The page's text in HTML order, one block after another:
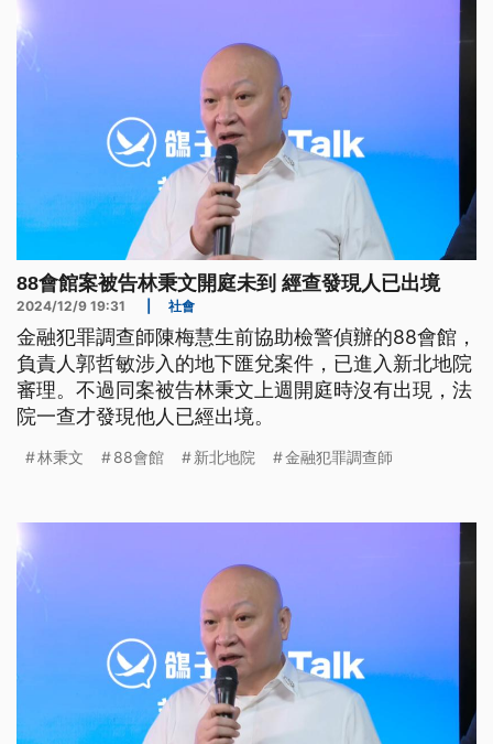
88會館案被告林秉文開庭未到 經查發現人已出境
2024/12/9 19:31 社會
金融犯罪調查師陳梅慧生前協助檢警偵辦的88會館，
負責人郭哲敏涉入的地下匯兌案件，已進入新北地院
審理。不過同案被告林秉文上週開庭時沒有出現，法
院一查才發現他人已經出境。
林秉文 88會館 新北地院 金融犯罪調查師